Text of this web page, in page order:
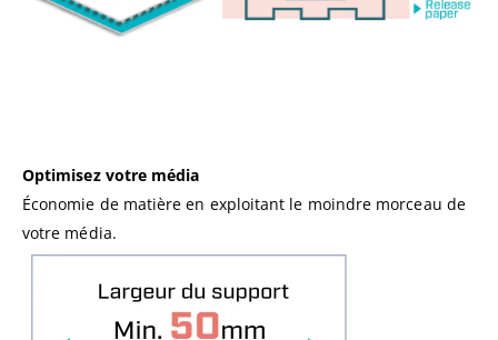
Optimisez votre média
Économie de matière en exploitant le moindre morceau de
votre média.